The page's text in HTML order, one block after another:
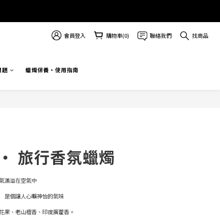
會員登入 購物車(0) 聯絡我們 找商品
題 蠟燭保養・使用指南
旅行香氛蠟燭
滿溢在空氣中
是個讓人心曠神怡的氣味
果、老山檀香、印度廣藿香。